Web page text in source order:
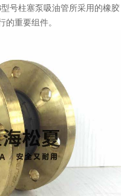
号柱塞泵吸油管所采用的橡胶
的重要组件。